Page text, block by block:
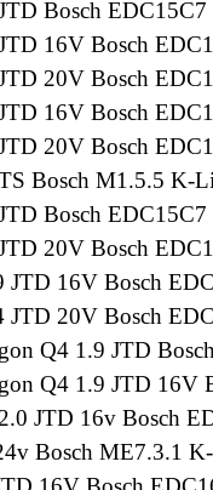
Bosch
16V Bosch
20V Bosch
16V Bosch
20V Bosch
Bosch M1.5.5 K-
Bosch
20V Bosch
JTD 16V Bosch
JTD 20V Bosch
Q4 1.9 JTD
Q4 1.9 JTD 16V
JTD 16v Bosch
Bosch ME7.3.1